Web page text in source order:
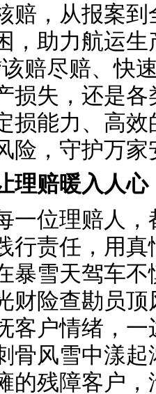
赔，从报案
，助力航运
赔尽赔、快
损失，还是
损能力、高
险，守护万家
理赔暖入人
一位理赔人
行责任，用
暴雪天驾车
财险查勘员
客户情绪，
骨风雪中漾
的残障客户